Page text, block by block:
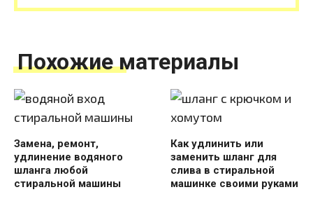
Похожие материалы
Замена, ремонт,
удлинение водяного
шланга любой
стиральной машины
Как удлинить или
заменить шланг для
слива в стиральной
машинке своими руками